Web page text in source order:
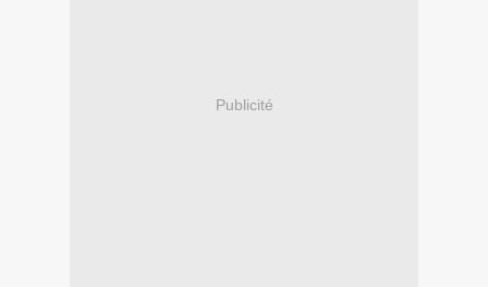
Publicité